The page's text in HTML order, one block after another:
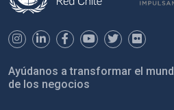
Ayúdanos a transformar el
de los negocios